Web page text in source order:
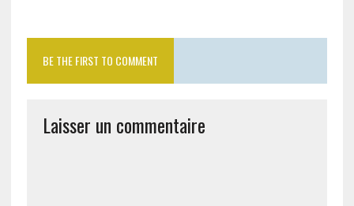
BE THE FIRST TO COMMENT
Laisser un commentaire